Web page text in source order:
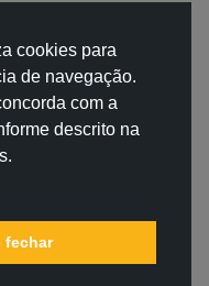
cookies para
de navegação.
com a
descrito na
fechar